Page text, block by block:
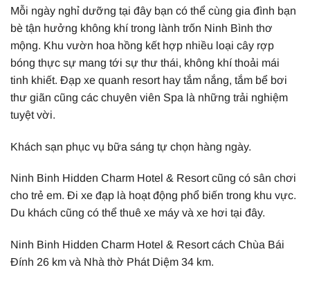
Mỗi ngày nghỉ dưỡng tại đây bạn có thể cùng gia đình bạn
bè tận hưởng không khí trong lành trốn Ninh Bình thơ
mộng. Khu vườn hoa hồng kết hợp nhiều loại cây rợp
bóng thực sự mang tới sự thư thái, không khí thoải mái
tinh khiết. Đạp xe quanh resort hay tắm nắng, tắm bể bơi
thư giãn cũng các chuyên viên Spa là những trải nghiệm
tuyệt vời.
Khách sạn phục vụ bữa sáng tự chọn hàng ngày.
Ninh Binh Hidden Charm Hotel & Resort cũng có sân chơi
cho trẻ em. Đi xe đạp là hoạt động phổ biến trong khu vực.
Du khách cũng có thể thuê xe máy và xe hơi tại đây.
Ninh Binh Hidden Charm Hotel & Resort cách Chùa Bái
Đính 26 km và Nhà thờ Phát Diệm 34 km.